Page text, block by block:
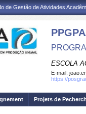
de Gestão de Atividades
ESCOLA
E-mail:
https://
Projets de